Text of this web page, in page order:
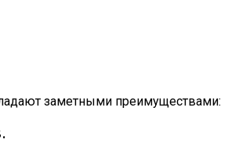
заметными преимуществами: